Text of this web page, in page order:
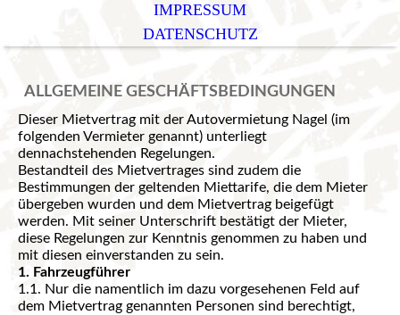
IMPRESSUM
DATENSCHUTZ
ALLGEMEINE GESCHÄFTSBEDINGUNGEN
Dieser Mietvertrag mit der Autovermietung Nagel (im
folgenden Vermieter genannt) unterliegt
dennachstehenden Regelungen.
Bestandteil des Mietvertrages sind zudem die
Bestimmungen der geltenden Miettarife, die dem Mieter
übergeben wurden und dem Mietvertrag beigefügt
werden. Mit seiner Unterschrift bestätigt der Mieter,
diese Regelungen zur Kenntnis genommen zu haben und
mit diesen einverstanden zu sein.
1. Fahrzeugführer
1.1. Nur die namentlich im dazu vorgesehenen Feld auf
dem Mietvertrag genannten Personen sind berechtigt,